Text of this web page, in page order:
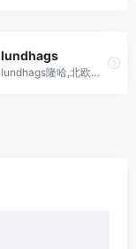
lundhags
lundhags隆哈,北欧户外品牌海淘网站